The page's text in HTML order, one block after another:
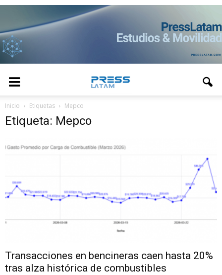
Inicio Etiquetas Mepco
Etiqueta: Mepco
Transacciones en bencineras caen hasta 20%
tras alza histórica de combustibles